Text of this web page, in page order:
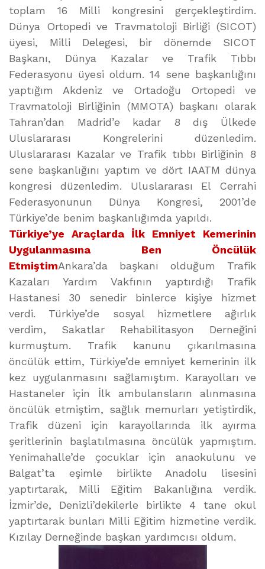
toplam 16 Milli kongresini gerçekleştirdim.
Dünya Ortopedi ve Travmatoloji Birliği (SICOT)
üyesi, Milli Delegesi, bir dönemde SICOT
Başkanı, Dünya Kazalar ve Trafik Tıbbı
Federasyonu üyesi oldum. 14 sene başkanlığını
yaptığım Akdeniz ve Ortadoğu Ortopedi ve
Travmatoloji Birliğinin (MMOTA) başkanı olarak
Tahran’dan Madrid’e kadar 8 dış Ülkede
Uluslararası Kongrelerini düzenledim.
Uluslararası Kazalar ve Trafik tıbbı Birliğinin 8
sene başkanlığını yaptım ve dört IAATM dünya
kongresi düzenledim. Uluslararası El Cerrahi
Federasyonunun Dünya Kongresi, 2001’de
Türkiye’de benim başkanlığımda yapıldı.
Türkiye’ye Araçlarda İlk Emniyet Kemerinin
Uygulanmasına Ben Öncülük
EtmiştimAnkara’da başkanı olduğum Trafik
Kazaları Yardım Vakfının yaptırdığı Trafik
Hastanesi 30 senedir binlerce kişiye hizmet
verdi. Türkiye’de sosyal hizmetlere ağırlık
verdim, Sakatlar Rehabilitasyon Derneğini
kurmuştum. Trafik kanunu çıkarılmasına
öncülük ettim, Türkiye’de emniyet kemerinin ilk
kez uygulanmasını sağlamıştım. Karayolları ve
Hastaneler için İlk ambulansların alınmasına
öncülük etmiştim, sağlık memurları yetiştirdik,
Trafik düzeni için karayollarında ilk ayırma
şeritlerinin başlatılmasına öncülük yapmıştım.
Yenimahalle’de çocuklar için anaokulunu ve
Balgat’ta eşimle birlikte Anadolu lisesini
yaptırtarak, Milli Eğitim Bakanlığına verdik.
İzmir’de, Denizli’dekilerle birlikte 4 tane okul
yaptırtarak bunları Milli Eğitim hizmetine verdik.
Kızılay Derneğinde başkan yardımcısı oldum.